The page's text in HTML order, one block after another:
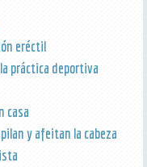
eréctil
práctica deportiva
casa
y afeitan la cabeza